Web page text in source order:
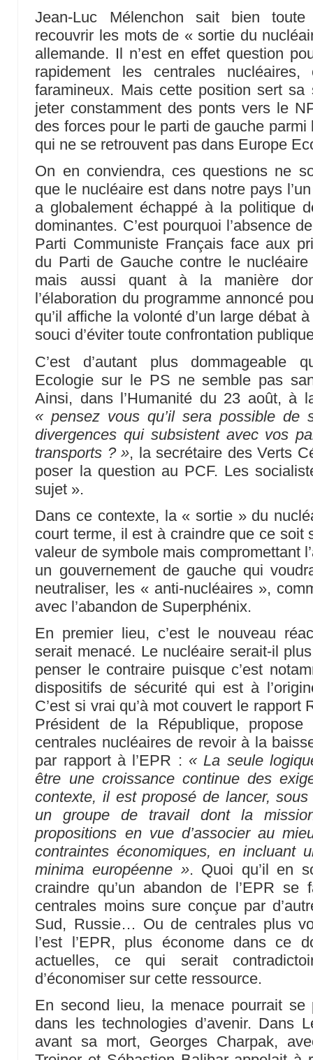
Jean-Luc Mélenchon sait bien toute
recouvrir les mots de « sortie du
allemande. Il n’est en effet question
rapidement les centrales
faramineux. Mais cette position sert
jeter constamment des ponts vers le
des forces pour le parti de gauche
qui ne se retrouvent pas dans Europe
On en conviendra, ces questions ne
que le nucléaire est dans notre pays
a globalement échappé à la politique
dominantes. C’est pourquoi l’absence
Parti Communiste Français face aux
du Parti de Gauche contre le
mais aussi quant à la manière
l’élaboration du programme annoncé
qu’il affiche la volonté d’un large débat
souci d’éviter toute confrontation
C’est d’autant plus dommageable
Ecologie sur le PS ne semble pas
Ainsi, dans l’Humanité du 23 août, à
« pensez vous qu’il sera possible de
divergences qui subsistent avec vos
transports ? », la secrétaire des Verts
poser la question au PCF. Les
sujet ».
Dans ce contexte, la « sortie » du
court terme, il est à craindre que ce soit
valeur de symbole mais compromettant
un gouvernement de gauche qui
neutraliser, les « anti-nucléaires »,
avec l’abandon de Superphénix.
En premier lieu, c’est le nouveau
serait menacé. Le nucléaire serait-il
penser le contraire puisque c’est
dispositifs de sécurité qui est à
C’est si vrai qu’à mot couvert le rapport
Président de la République,
centrales nucléaires de revoir à la
par rapport à l’EPR : « La seule
être une croissance continue des
contexte, il est proposé de lancer,
un groupe de travail dont la
propositions en vue d’associer au
contraintes économiques, en incluant
minima européenne ». Quoi qu’il en
craindre qu’un abandon de l’EPR
centrales moins sure conçue par
Sud, Russie… Ou de centrales plus
l’est l’EPR, plus économe dans ce
actuelles, ce qui serait
d’économiser sur cette ressource.
En second lieu, la menace pourrait se
dans les technologies d’avenir. Dans
avant sa mort, Georges Charpak,